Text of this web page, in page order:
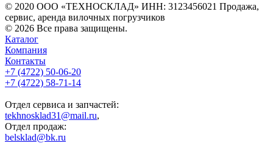
© 2020 ООО «ТЕХНОСКЛАД» ИНН: 3123456021 Продажа,
сервис, аренда вилочных погрузчиков
© 2026 Все права защищены.
Каталог
Компания
Контакты
+7 (4722) 50-06-20
+7 (4722) 58-71-14
Отдел сервиса и запчастей:
tekhnosklad31@mail.ru,
Отдел продаж:
belsklad@bk.ru